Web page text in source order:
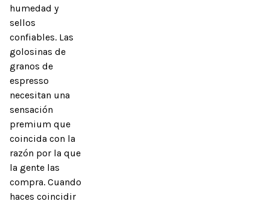
humedad y
sellos
confiables. Las
golosinas de
granos de
espresso
necesitan una
sensación
premium que
coincida con la
razón por la que
la gente las
compra. Cuando
haces coincidir